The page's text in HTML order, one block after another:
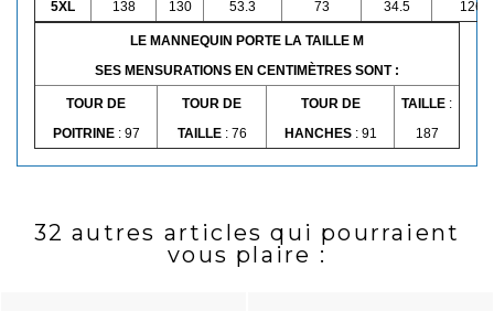
5XL 138 130 53.3 73 34.5 126
LE MANNEQUIN PORTE LA TAILLE M
SES MENSURATIONS EN CENTIMÈTRES SONT :
TOUR DE
POITRINE: 97
TOUR DE
TAILLE: 76
TOUR DE
HANCHES: 91
TAILLE :
187
32 autres articles qui pourraient
vous plaire :